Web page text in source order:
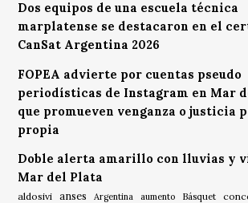
Dos equipos de una escuela técnica
marplatense se destacaron en el
CanSat Argentina 2026
FOPEA advierte por cuentas pseudo
periodísticas de Instagram en Mar
que promueven venganza o justicia
propia
Doble alerta amarillo con lluvias y
Mar del Plata
aldosivi anses Argentina aumento Básquet